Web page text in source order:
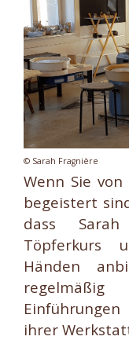
© Sarah Fragnière
Wenn Sie
begeistert
dass
Töpferkurs
Händen
ihrer